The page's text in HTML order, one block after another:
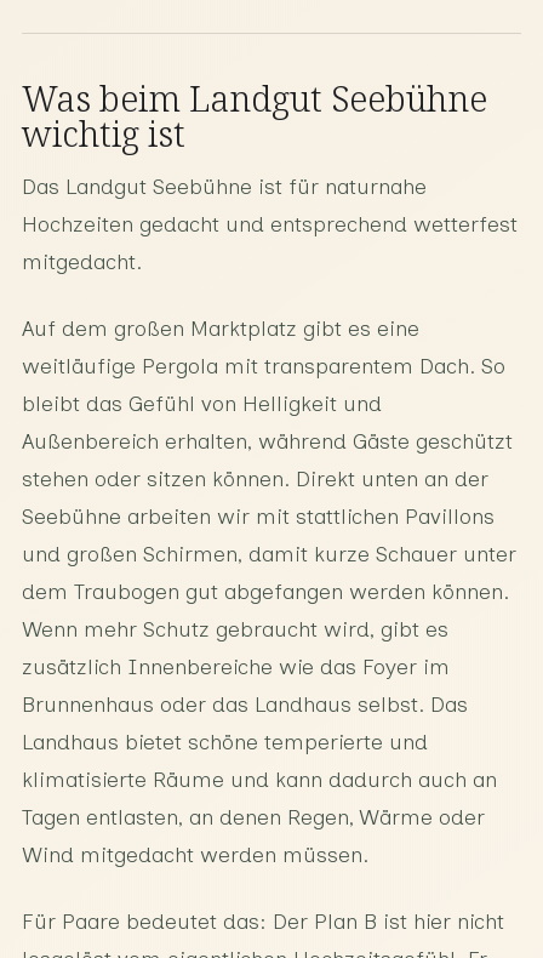
Was beim Landgut Seebühne
wichtig ist
Das Landgut Seebühne ist für naturnahe
Hochzeiten gedacht und entsprechend wetterfest
mitgedacht.
Auf dem großen Marktplatz gibt es eine
weitläufige Pergola mit transparentem Dach. So
bleibt das Gefühl von Helligkeit und
Außenbereich erhalten, während Gäste geschützt
stehen oder sitzen können. Direkt unten an der
Seebühne arbeiten wir mit stattlichen Pavillons
und großen Schirmen, damit kurze Schauer unter
dem Traubogen gut abgefangen werden können.
Wenn mehr Schutz gebraucht wird, gibt es
zusätzlich Innenbereiche wie das Foyer im
Brunnenhaus oder das Landhaus selbst. Das
Landhaus bietet schöne temperierte und
klimatisierte Räume und kann dadurch auch an
Tagen entlasten, an denen Regen, Wärme oder
Wind mitgedacht werden müssen.
Für Paare bedeutet das: Der Plan B ist hier nicht